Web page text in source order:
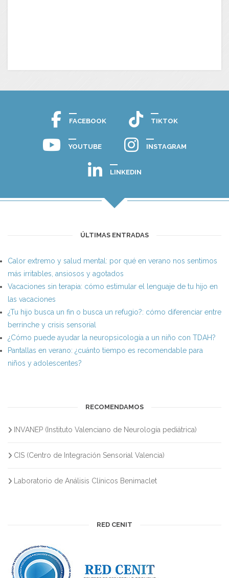
FACEBOOK TIKTOK
YOUTUBE INSTAGRAM
LINKEDIN
ÚLTIMAS ENTRADAS
Calor extremo y salud mental: por qué en verano nos sentimos
más irritables, ansiosos y agotados
Vacaciones sin terapia: cómo estimular el lenguaje de tu hijo en
las vacaciones
¿Tu hijo busca un fin o busca un refugio?: cómo diferenciar entre
berrinche y crisis sensorial
¿Cómo puede ayudar la neuropsicología a un niño con TDAH?
Pantallas en verano: ¿cuánto tiempo es recomendable para
niños y adolescentes?
RECOMENDAMOS
INVANEP (Instituto Valenciano de Neurología pediátrica)
CIS (Centro de Integración Sensorial Valencia)
Laboratorio de Análisis Clínicos Benimaclet
RED CENIT